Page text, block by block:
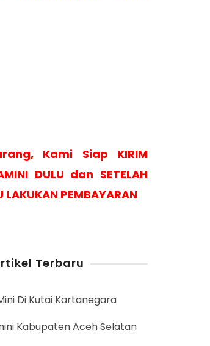
Kami Siap KIRIM
DULU dan SETELAH
LAKUKAN PEMBAYARAN
Terbaru
Di Kutai Kartanegara
Kabupaten Aceh Selatan